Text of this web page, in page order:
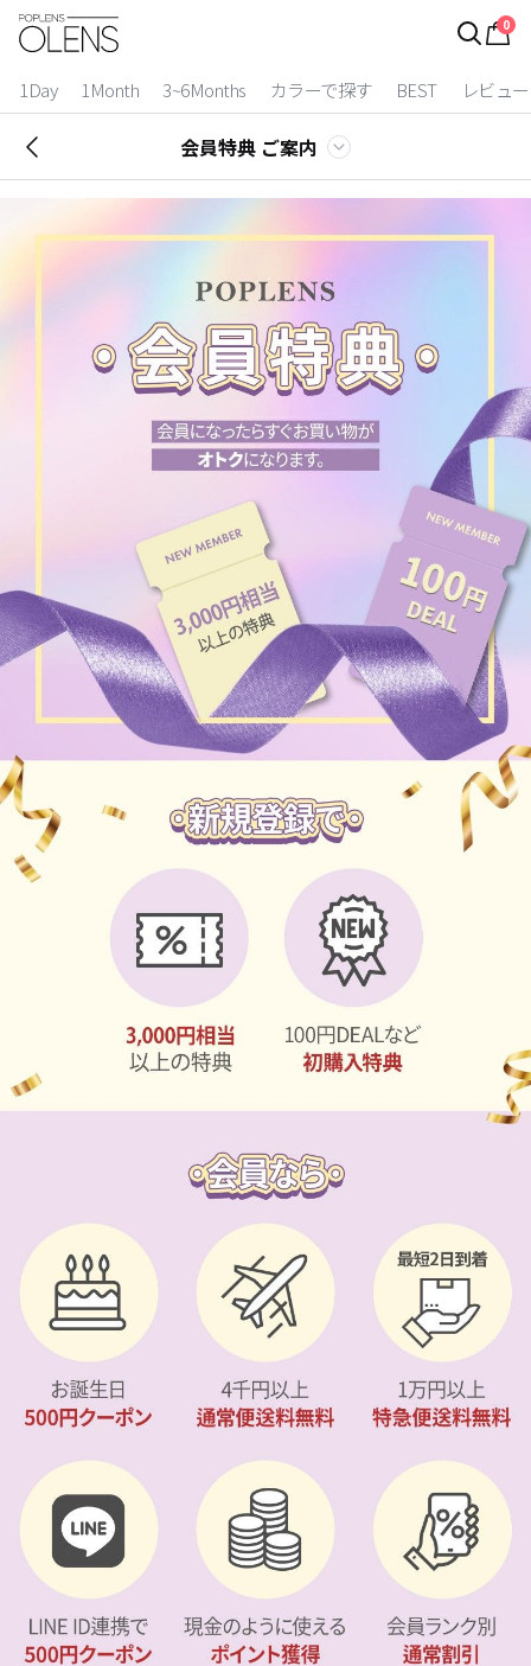
0
1Day 1Month 3~6Months カラーで探す BEST レビュー
ログイン
カラコン比較
今月限定特典
ベスト
装着期間
2 Weeks
3~6 Months
よりどりキット
チョコ
グレー
ブラック
ヘーゼル
グリーン
ピンク
乱視用
ケア用品
EYEしてる
カスタマーサービス
ショッピングガイド
アプリダウンロード
INSTAGRAM LINE
会員特典 ご案内